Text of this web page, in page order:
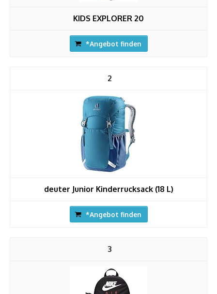
KIDS EXPLORER 20
*Angebot finden
2
deuter Junior Kinderrucksack (18 L)
*Angebot finden
3